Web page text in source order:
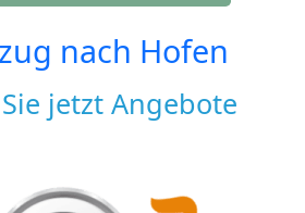
nach Hofen
jetzt Angebote